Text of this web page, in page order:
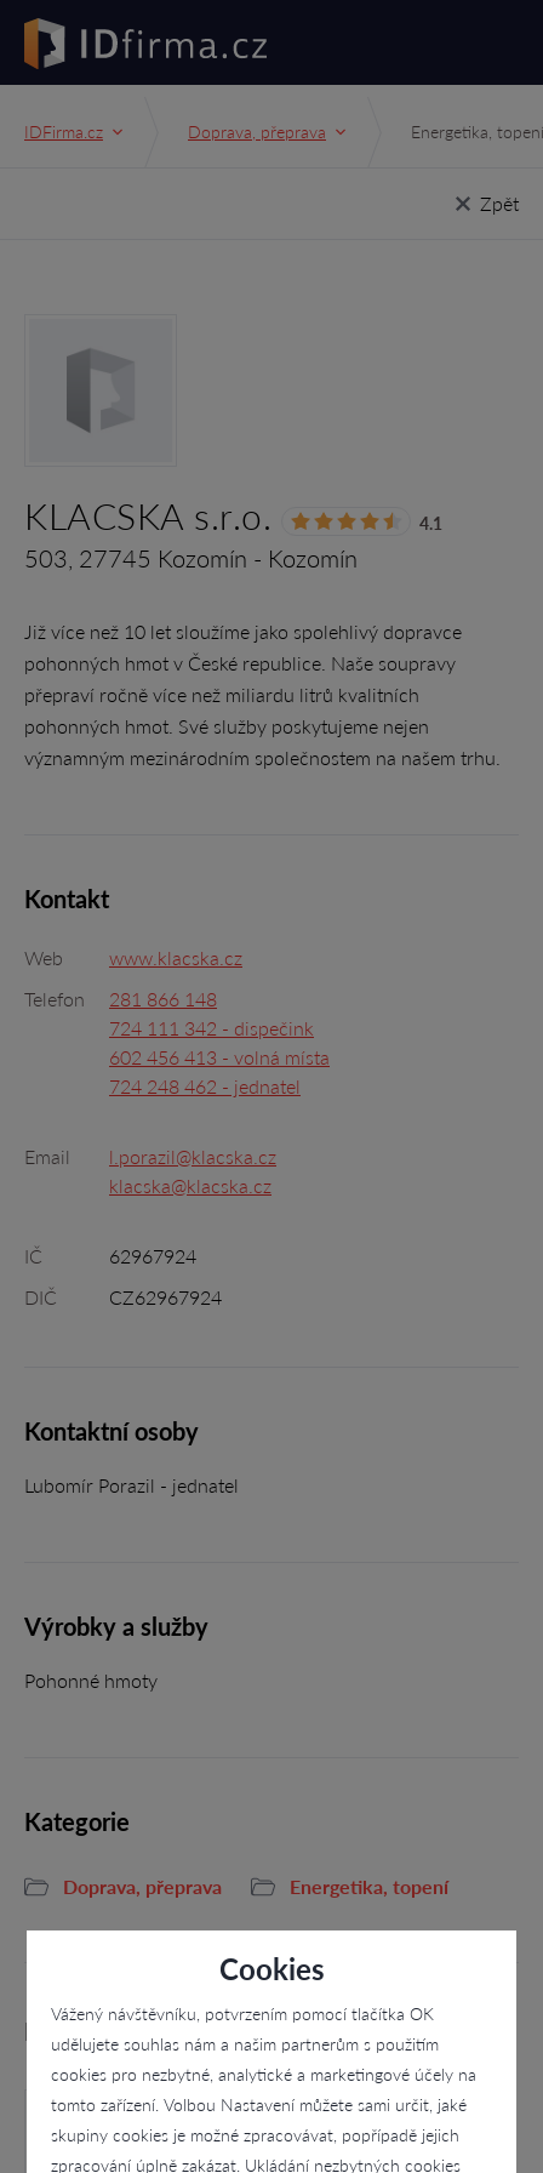
Cookies
Vážený návštěvníku, potvrzením pomocí tlačítka OK
udělujete souhlas nám a našim partnerům s použitím
cookies pro nezbytné, analytické a marketingové účely na
tomto zařízení. Volbou Nastavení můžete sami určit, jaké
skupiny cookies je možné zpracovávat, popřípadě jejich
zpracování úplně zakázat. Ukládání nezbytných cookies
IDFirma.cz Doprava, přeprava Energetika, topení
Zpět
KLACSKA s.r.o. 4.1
503, 27745 Kozomín - Kozomín
Již více než 10 let sloužíme jako spolehlivý dopravce
pohonných hmot v České republice. Naše soupravy
přepraví ročně více než miliardu litrů kvalitních
pohonných hmot. Své služby poskytujeme nejen
významným mezinárodním společnostem na našem trhu.
Kontakt
Web
www.klacska.cz
Telefon
281 866 148
724 111 342 - dispečink
602 456 413 - volná místa
724 248 462 - jednatel
Email
l.porazil@klacska.cz
klacska@klacska.cz
IČ
62967924
DIČ
CZ62967924
Kontaktní osoby
Lubomír Porazil - jednatel
Výrobky a služby
Pohonné hmoty
Kategorie
Doprava, přeprava Energetika, topení
Podobné firmy